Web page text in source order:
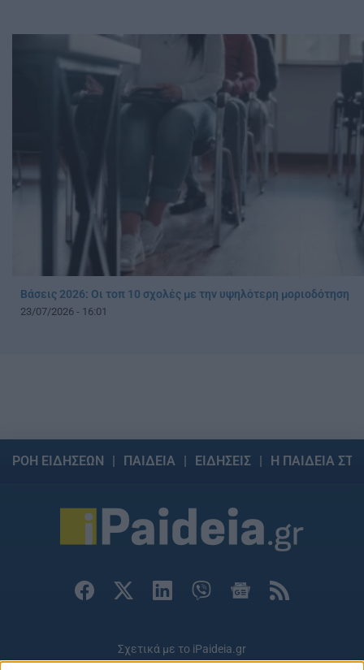
Βάσεις 2026: Oι τοπ 10 σχολές με την υψηλότερη μοριοδότηση
23/07/2026 - 16:01
ΡΟΗ ΕΙΔΗΣΕΩΝ ΠΑΙΔΕΙΑ ΕΙΔΗΣΕΙΣ Η ΠΑΙΔΕΙΑ
Σχετικά με το iPaideia.gr